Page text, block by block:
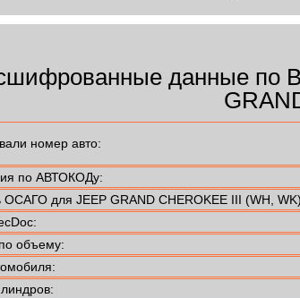
данные по
номер авто:
по АВТОКОДу:
ОСАГО для JEEP GRAND CHEROKEE III (WH,
объему: